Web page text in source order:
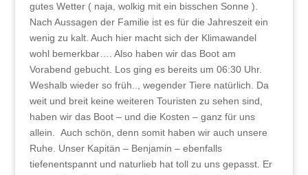
gutes Wetter ( naja, wolkig mit ein bisschen Sonne ).
Nach Aussagen der Familie ist es für die Jahreszeit ein
wenig zu kalt. Auch hier macht sich der Klimawandel
wohl bemerkbar…. Also haben wir das Boot am
Vorabend gebucht. Los ging es bereits um 06:30 Uhr.
Weshalb wieder so früh.., wegender Tiere natürlich. Da
weit und breit keine weiteren Touristen zu sehen sind,
haben wir das Boot – und die Kosten – ganz für uns
allein. Auch schön, denn somit haben wir auch unsere
Ruhe. Unser Kapitän – Benjamin – ebenfalls
tiefenentspannt und naturlieb hat toll zu uns gepasst. Er